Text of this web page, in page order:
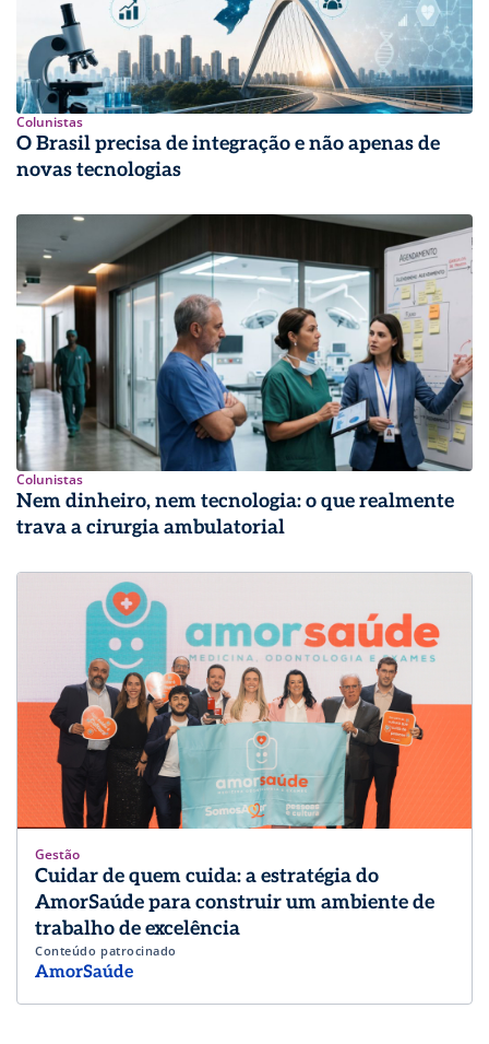
Colunistas
O Brasil precisa de integração e não apenas de
novas tecnologias
Colunistas
Nem dinheiro, nem tecnologia: o que realmente
trava a cirurgia ambulatorial
Gestão
Cuidar de quem cuida: a estratégia do
AmorSaúde para construir um ambiente de
trabalho de excelência
Conteúdo patrocinado
AmorSaúde